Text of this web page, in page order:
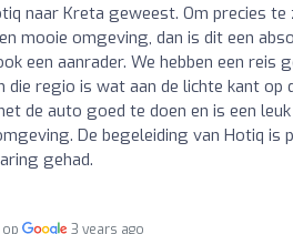
naar Kreta geweest. Om precies
mooie omgeving, dan is dit een
een aanrader. We hebben een
die regio is wat aan de lichte kant
de auto goed te doen en is een
De begeleiding van Hotiq
gehad.
3 years ago